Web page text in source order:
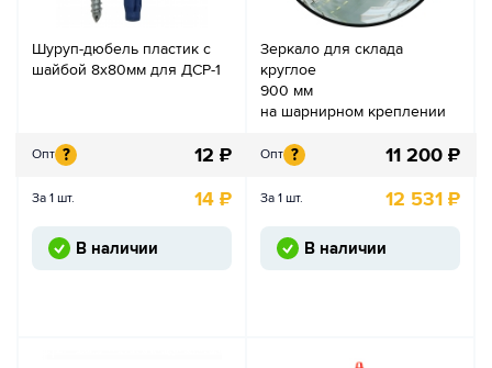
Шуруп-дюбель пластик с
шайбой 8х80мм для ДСР-1
Опт ? 12 ₽
За 1 шт. 14 ₽
В наличии
Зеркало для склада
круглое
900 мм
на шарнирном креплении
Опт ? 11 200 ₽
За 1 шт. 12 531 ₽
В наличии